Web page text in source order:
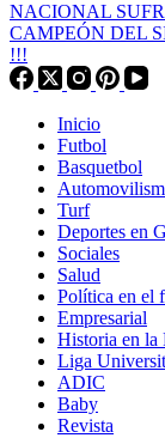
NACIONAL
CAMPEÓN DEL
!!!
Inicio
Futbol
Basquetbol
Turf
Deportes en
Sociales
Salud
Política en el
Empresarial
Historia en la
Liga
ADIC
Baby
Revista